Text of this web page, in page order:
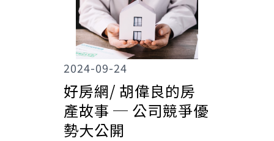
2024-09-24
好房網/ 胡偉良的房
產故事 ─ 公司競爭優
勢大公開